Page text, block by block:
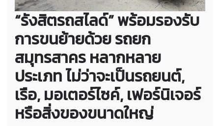
“รังสิตรถสไลด์” พร้อมรองรับ
การขนย้ายด้วย รถยก
สมุทรสาคร หลากหลาย
ประเภท ไม่ว่าจะเป็นรถยนต์,
เรือ, มอเตอร์ไซค์, เฟอร์นิเจอร์
หรือสิ่งของขนาดใหญ่